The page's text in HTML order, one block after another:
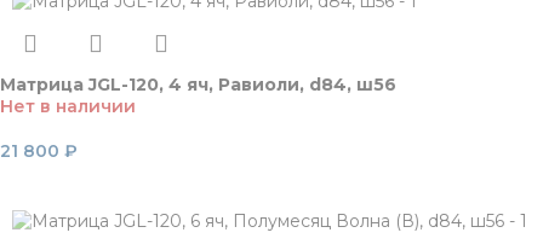
Матрица JGL-120, 4 яч, Равиоли, d84, ш56
Нет в наличии
21 800 ₽